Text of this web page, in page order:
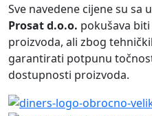
Sve navedene cijene su sa
Prosat d.o.o. pokušava
proizvoda, ali zbog
garantirati potpunu
dostupnosti proizvoda.